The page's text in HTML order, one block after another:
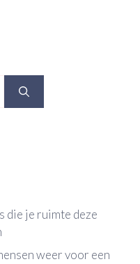
die je ruimte deze
weer voor een